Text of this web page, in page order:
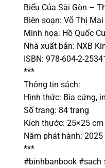
Biểu Của Sài Gòn –
Biên soạn: Võ Thị Mai
Minh họa: Hồ Quốc
Nhà xuất bản: NXB
ISBN: 978-604-2-
***
Thông tin sách:
Hình thức: Bìa cứng,
Số trang: 84 trang
Kích thước: 25×25 cm
Năm phát hành: 2025
***
#binhbanbook #sach